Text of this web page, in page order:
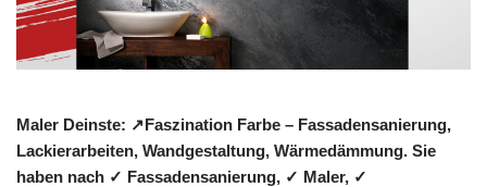
Maler Deinste: ↗️Faszination Farbe – Fassadensanierung,
Lackierarbeiten, Wandgestaltung, Wärmedämmung. Sie
haben nach ✓ Fassadensanierung, ✓ Maler, ✓